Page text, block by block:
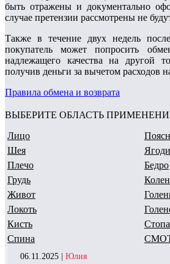
быть отражены и документально
случае претензии рассмотрены не
Также в течение двух недель
покупатель может попросить
надлежащего качества на другой
получив деньги за вычетом расходов
Правила обмена и возврата
ВЫБЕРИТЕ ОБЛАСТЬ
Лицо
Шея
Плечо
Грудь
Живот
Локоть
Кисть
Спина
Бедро
Стопа
06.11.2025 | Юлия